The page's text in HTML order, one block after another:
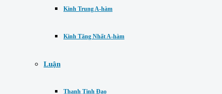
Kinh Trung A-hàm
Kinh Tăng Nhất A-hàm
Luận
Thanh Tịnh Đạo